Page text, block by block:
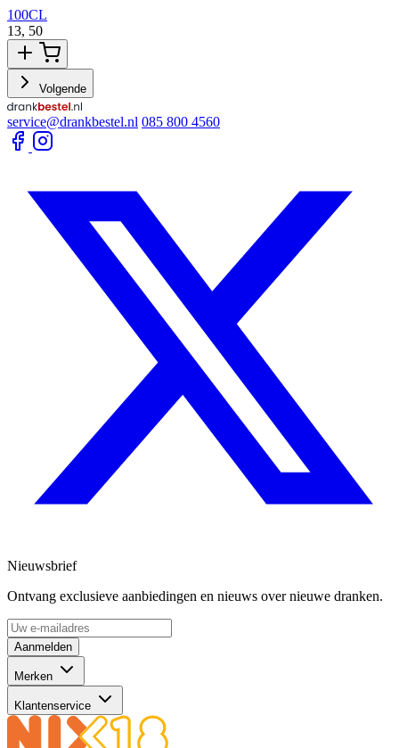
100CL
13, 50
Volgende
service@drankbestel.nl 085 800 4560
Nieuwsbrief
Ontvang exclusieve aanbiedingen en nieuws over nieuwe dranken.
Aanmelden
Merken
Klantenservice